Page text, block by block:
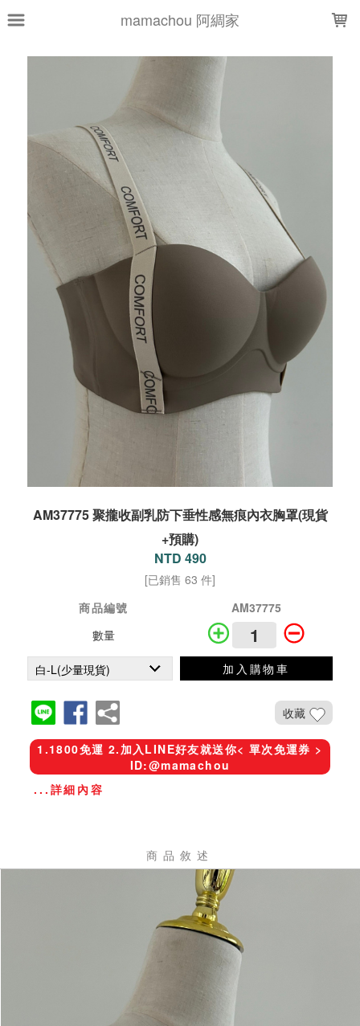
mamachou 阿綢家
AM37775 聚攏收副乳防下垂性感無痕內衣胸罩(現貨
+預購)
NTD 490
[已銷售 63 件]
商品編號
AM37775
數量
加入購物車
收藏
1.1800免運 2.加入LINE好友就送你< 單次免運券 >
ID:@mamachou
...詳細內容
商品敘述